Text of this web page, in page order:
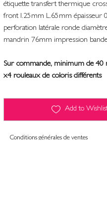
étiquette transfert thermique
front l.25mm L.65mm épaisseur
perforation latérale ronde
mandrin 76mm impression
Sur commande, minimum de 40
x4 rouleaux de coloris différents
Add to
Conditions générales de ventes